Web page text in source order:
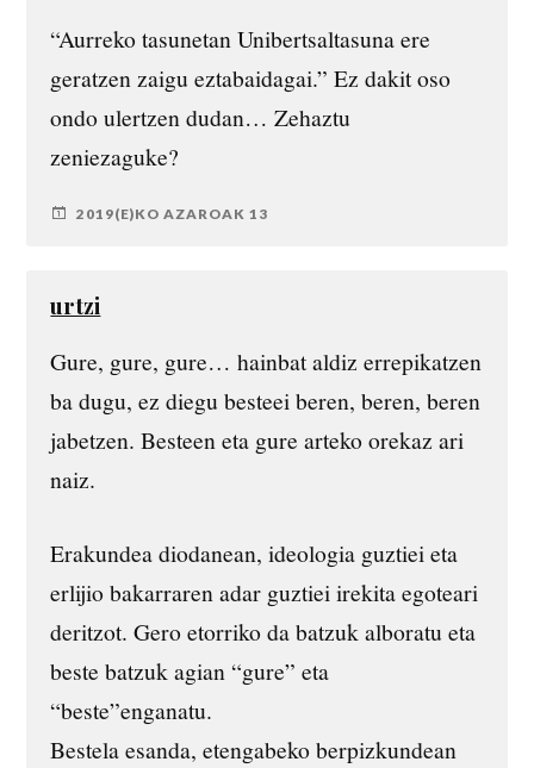
“Aurreko tasunetan Unibertsaltasuna ere
geratzen zaigu eztabaidagai.” Ez dakit oso
ondo ulertzen dudan… Zehaztu
zeniezaguke?
2019(E)KO AZAROAK 13
urtzi
Gure, gure, gure… hainbat aldiz errepikatzen
ba dugu, ez diegu besteei beren, beren, beren
jabetzen. Besteen eta gure arteko orekaz ari
naiz.
Erakundea diodanean, ideologia guztiei eta
erlijio bakarraren adar guztiei irekita egoteari
deritzot. Gero etorriko da batzuk alboratu eta
beste batzuk agian “gure” eta
“beste”enganatu.
Bestela esanda, etengabeko berpizkundean